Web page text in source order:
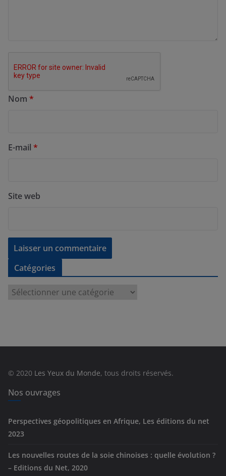
Nom *
E-mail *
Site web
Catégories
e
s
© 2020 Les Yeux du Monde, tous droits réservés.
Nos ouvrages
Perspectives géopolitiques en Afrique, Les éditions du net
2023
Les nouvelles routes de la soie chinoises : quelle évolution ?
– Editions du Net, 2020